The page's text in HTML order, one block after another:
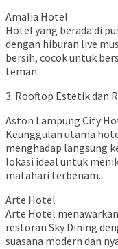
Amalia Hotel
Hotel yang berada di
dengan hiburan live
bersih, cocok untuk
teman.
3. Rooftop Estetik dan
Aston Lampung City
Keunggulan utama
menghadap langsung
lokasi ideal untuk
matahari terbenam.
Arte Hotel
Arte Hotel
restoran Sky Dining
suasana modern dan